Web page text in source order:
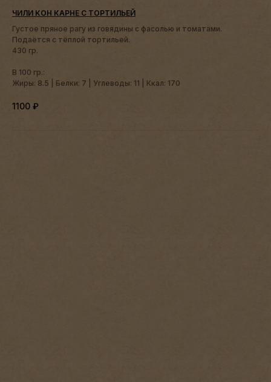
ЧИЛИ КОН КАРНЕ С ТОРТИЛЬЕЙ
Густое пряное рагу из говядины с фасолью и томатами.
Подаётся с тёплой тортильей.
430 гр.
В 100 гр.:
Жиры: 8.5 | Белки: 7 | Углеводы: 11 | Ккал: 170
1100 ₽